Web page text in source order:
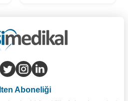
Aboneliği